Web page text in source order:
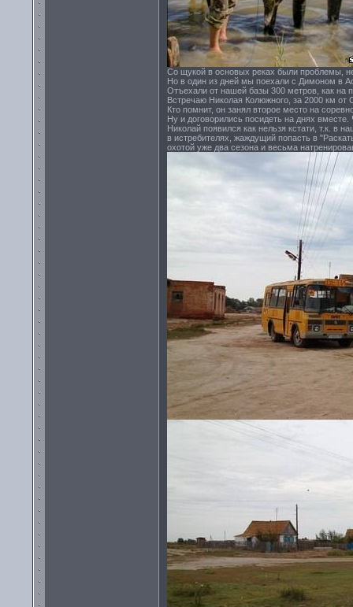
Со щукой в основых реках были проблемы,
Но в один из дней мы поехали с Димоном в
Отъехали от нашей базы 300 метров, как на
Встречаю Николая Колюжного, за 2000 км от
Кто помнит, он занял второе место на
Ну и договорились посидеть на днях
Николай появился как нельзя кстати, т.к. в
в истребителях, жаждущий попасть в
охотой уже два сезона и весьма